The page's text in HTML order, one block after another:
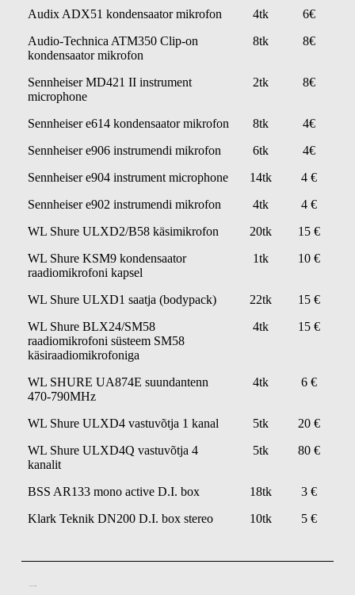
Audix ADX51 kondensaator mikrofon
4tk
6€
Audio-Technica ATM350 Clip-on
kondensaator mikrofon
8tk 8€
Sennheiser MD421 II instrument
microphone
2tk 8€
Sennheiser e614 kondensaator mikrofon 8tk
4€
Sennheiser e906 instrumendi mikrofon
6tk
4€
Sennheiser e904 instrument microphone
14tk
4 €
Sennheiser e902 instrumendi mikrofon
4tk
4 €
WL Shure ULXD2/B58 käsimikrofon
20tk
15 €
WL Shure KSM9 kondensaator
raadiomikrofoni kapsel
1tk 10 €
WL Shure ULXD1 saatja (bodypack) 22tk
15 €
WL Shure BLX24/SM58
raadiomikrofoni süsteem SM58
käsiraadiomikrofoniga
4tk 15 €
WL SHURE UA874E suundantenn
470-790MHz
4tk 6 €
WL Shure ULXD4 vastuvõtja 1 kanal 5tk
20 €
WL Shure ULXD4Q vastuvõtja 4
kanalit
5tk 80 €
BSS AR133 mono active D.I. box 18tk
3 €
Klark Teknik DN200 D.I. box stereo
10tk 5 €